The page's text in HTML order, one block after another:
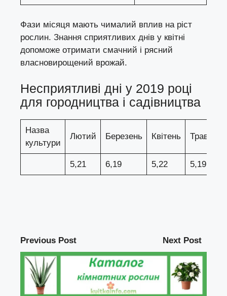
Фази місяця мають чималий вплив на ріст
рослин. Знання сприятливих днів у квітні
допоможе отримати смачний і рясний
власновирощений врожай.
Несприятливі дні у 2019 році
для городництва і садівництва
Назва
культури
Лютий Березень Квітень Травень
5,21 6,19 5,22 5,19
Previous Post Next Post